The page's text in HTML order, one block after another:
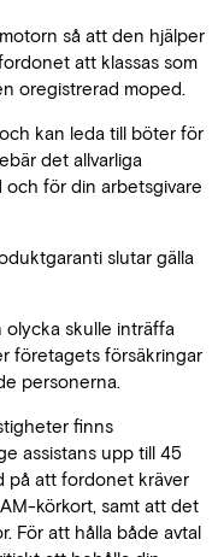
så att den hjälper
att klassas som
oregistrerad moped.
kan leda till böter för
det allvarliga
och för din arbetsgivare
slutar gälla
skulle inträffa
företagets försäkringar
personerna.
finns
assistans upp till 45
på att fordonet kräver
körkort, samt att det
För att hålla både avtal